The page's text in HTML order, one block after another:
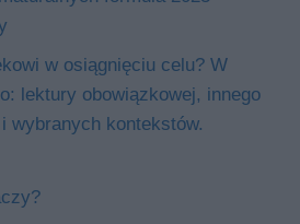
w osiągnięciu celu? W
lektury obowiązkowej, innego
wybranych kontekstów.